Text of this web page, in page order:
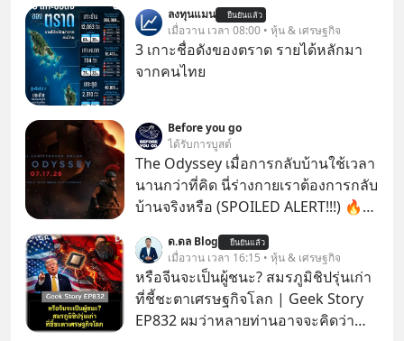
ลงทุนแมน ยืนยันแล้ว
เมื่อวาน เวลา 08:00 • หุ้น & เศรษฐกิจ
3 เกาะชื่อดังของตราด รายได้หลักมา
จากคนไทย
Before you go
ได้รับการบูสต์
The Odyssey เมื่อการกลับบ้านใช้เวลา
นานกว่าที่คิด นี่ร่างกายเราต้องการกลับ
บ้านจริงหรือ (SPOILED ALERT!!!) 🔥
ด.ดล Blog ยืนยันแล้ว
เมื่อวาน เวลา 16:15 • หุ้น & เศรษฐกิจ
หรือจีนจะเป็นผู้ชนะ? สมรภูมิชิปรุ่นเก่า
ที่ชี้ชะตาเศรษฐกิจโลก | Geek Story
EP832 ผมว่าหลายท่านอาจจะคิดว่า